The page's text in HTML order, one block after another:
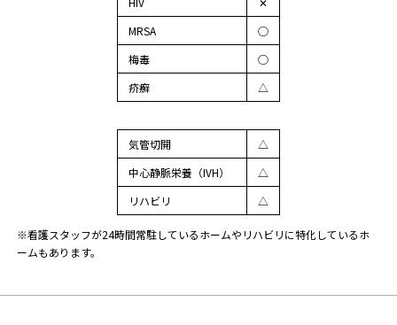
MRSA
◯
梅毒
◯
疥癬
△
気管切開
△
中心静脈栄養（IVH）
△
リハビリ
△
※看護スタッフが24時間常駐しているホームやリハビリに特化しているホ
ームもあります。